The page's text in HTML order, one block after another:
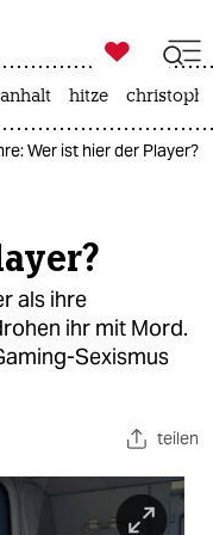

taz zahl ich
hitze
Wer ist hier der Player?
als ihre
ihr mit Mord.
Sexismus
teilen